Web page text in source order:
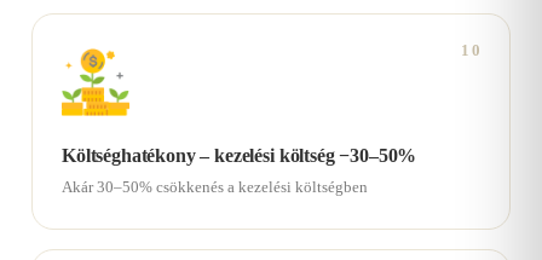
10
Költséghatékony – kezelési költség −30–50%
Akár 30–50% csökkenés a kezelési költségben